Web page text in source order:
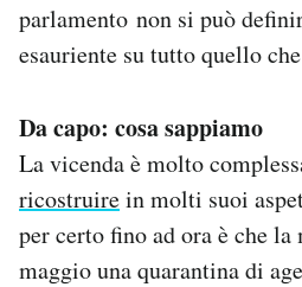
parlamento non si può
esauriente su tutto quello
Da capo: cosa sappiamo
La vicenda è molto
ricostruirein molti suoi
per certo fino ad ora è che
maggio una quarantina di